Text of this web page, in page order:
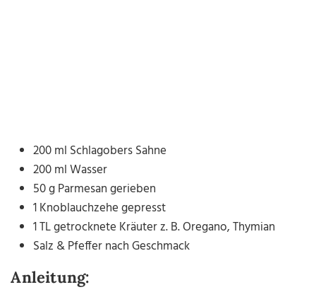
200 ml Schlagobers Sahne
200 ml Wasser
50 g Parmesan gerieben
1 Knoblauchzehe gepresst
1 TL getrocknete Kräuter z. B. Oregano, Thymian
Salz & Pfeffer nach Geschmack
Anleitung: